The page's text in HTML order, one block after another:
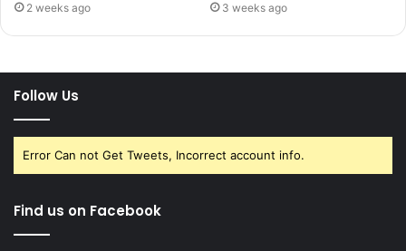
2 weeks ago 3 weeks ago
Follow Us
Error Can not Get Tweets, Incorrect account info.
Find us on Facebook